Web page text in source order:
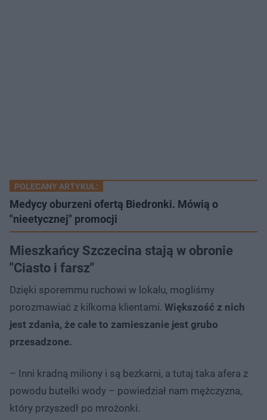
POLECANY ARTYKUŁ:
Medycy oburzeni ofertą Biedronki. Mówią o
"nieetycznej" promocji
Mieszkańcy Szczecina stają w obronie
"Ciasto i farsz"
Dzięki sporemmu ruchowi w lokalu, mogliśmy
porozmawiać z kilkoma klientami. Większość z nich
jest zdania, że całe to zamieszanie jest grubo
przesadzone.
– Inni kradną miliony i są bezkarni, a tutaj taka afera z
powodu butelki wody – powiedział nam mężczyzna,
który przyszedł po mrożonki.